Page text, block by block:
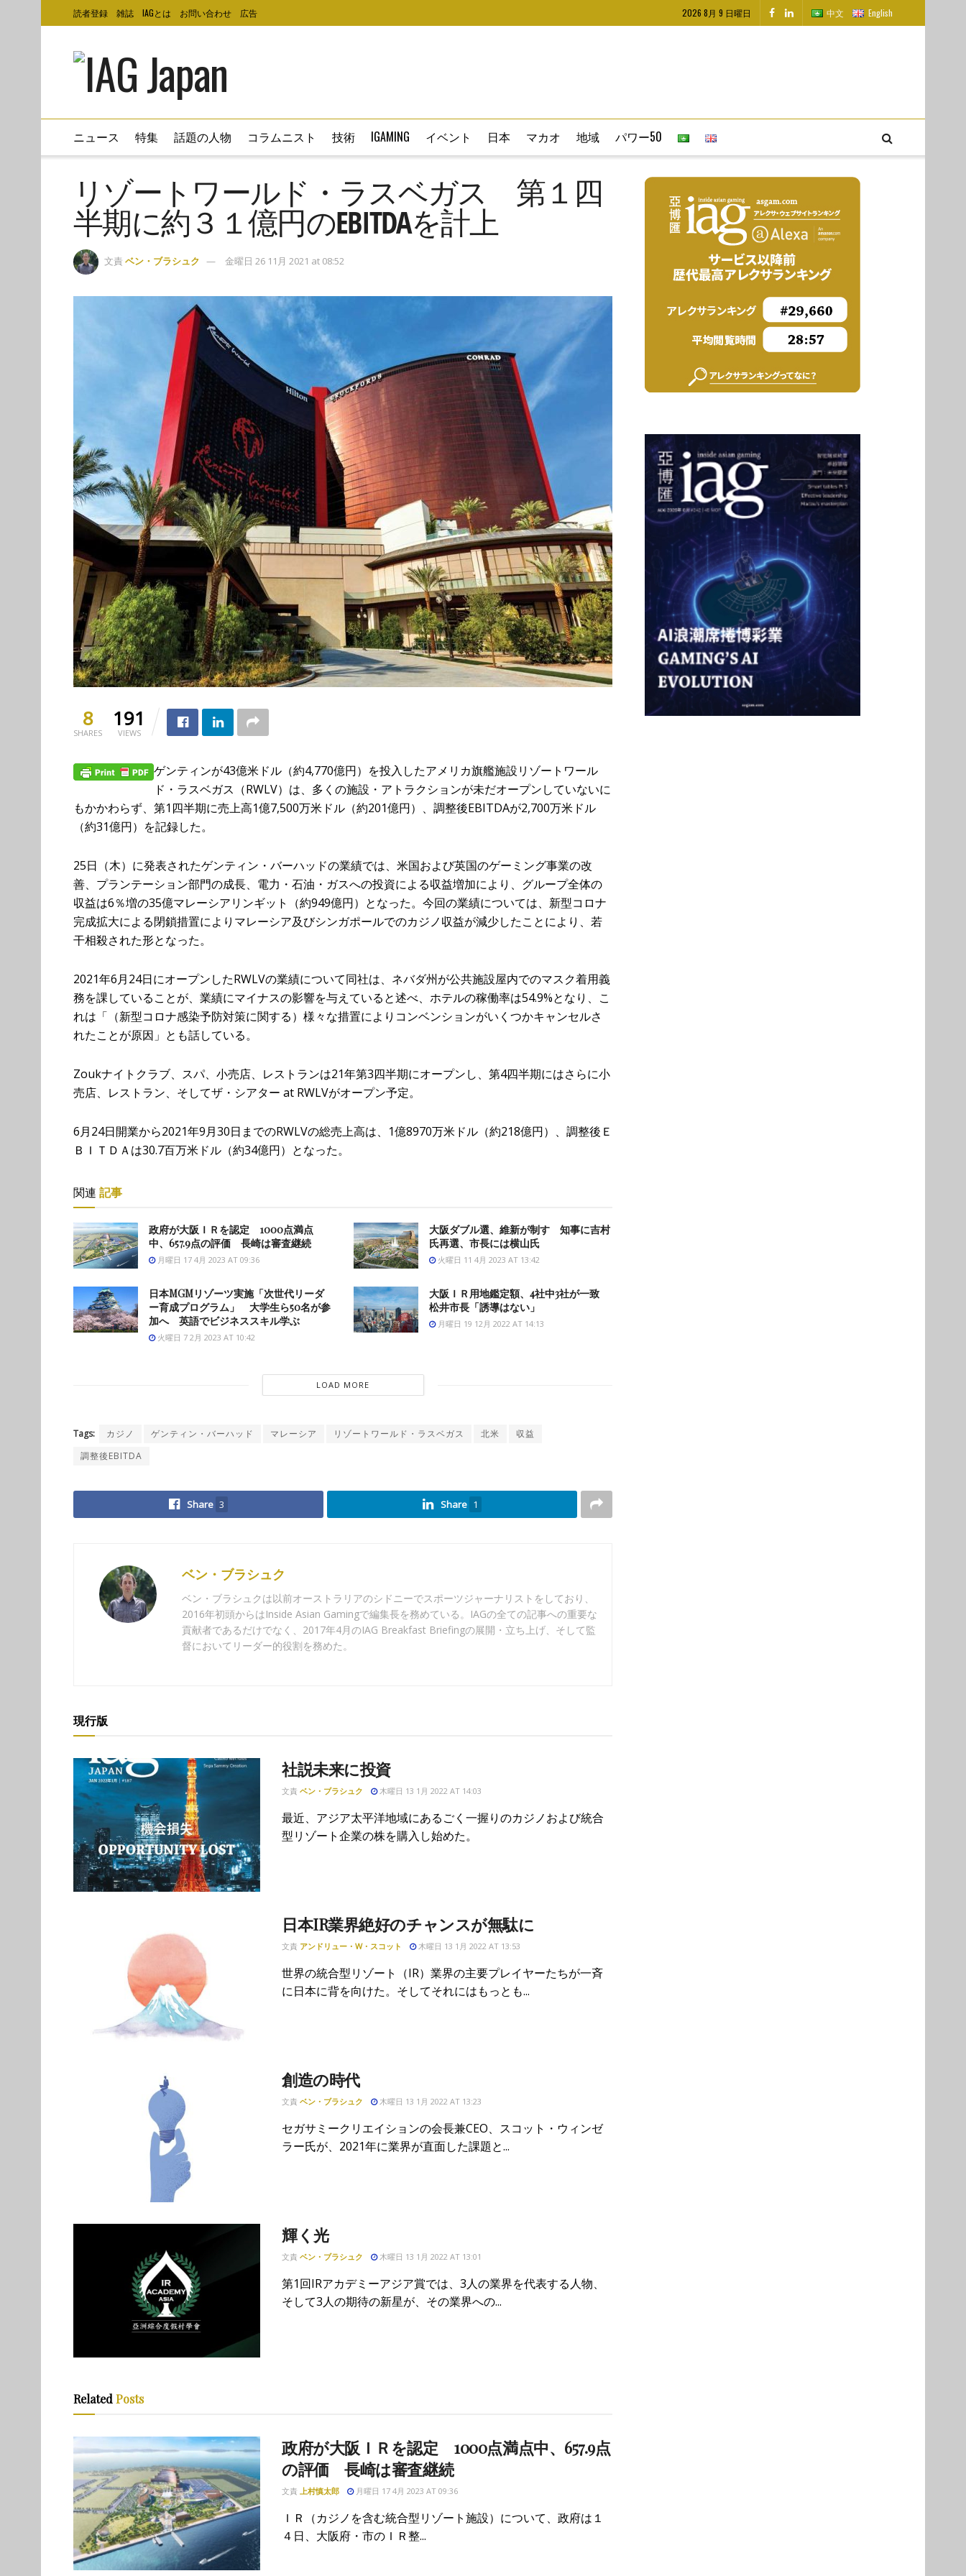
読者登録 雑誌 IAGとは お問い合わせ 広告 2026 8月 9 日曜日 中文 English
ニュース 特集 話題の人物 コラムニスト 技術 IGAMING イベント 日本 マカオ 地域 パワー50
リゾートワールド・ラスベガス 第１四
半期に約３１億円のEBITDAを計上
文責 ベン・ブラシュク 金曜日 26 11月 2021 at 08:52
8
SHARES
191
VIEWS
ゲンティンが43億米ドル（約4,770億円）を投入したアメリカ旗艦施設リゾートワール
ド・ラスベガス（RWLV）は、多くの施設・アトラクションが未だオープンしていないに
もかかわらず、第1四半期に売上高1億7,500万米ドル（約201億円）、調整後EBITDAが2,700万米ドル
（約31億円）を記録した。
25日（木）に発表されたゲンティン・バーハッドの業績では、米国および英国のゲーミング事業の改
善、プランテーション部門の成長、電力・石油・ガスへの投資による収益増加により、グループ全体の
収益は6％増の35億マレーシアリンギット（約949億円）となった。今回の業績については、新型コロナ
完成拡大による閉鎖措置によりマレーシア及びシンガポールでのカジノ収益が減少したことにより、若
干相殺された形となった。
2021年6月24日にオープンしたRWLVの業績について同社は、ネバダ州が公共施設屋内でのマスク着用義
務を課していることが、業績にマイナスの影響を与えていると述べ、ホテルの稼働率は54.9%となり、こ
れは「（新型コロナ感染予防対策に関する）様々な措置によりコンベンションがいくつかキャンセルさ
れたことが原因」とも話している。
Zoukナイトクラブ、スパ、小売店、レストランは21年第3四半期にオープンし、第4四半期にはさらに小
売店、レストラン、そしてザ・シアター at RWLVがオープン予定。
6月24日開業から2021年9月30日までのRWLVの総売上高は、1億8970万米ドル（約218億円）、調整後Ｅ
ＢＩＴＤＡは30.7百万米ドル（約34億円）となった。
関連 記事
政府が大阪ＩＲを認定 1000点満点
中、657.9点の評価 長崎は審査継続
月曜日 17 4月 2023 AT 09:36
大阪ダブル選、維新が制す 知事に吉村
氏再選、市長には横山氏
火曜日 11 4月 2023 AT 13:42
日本MGMリゾーツ実施「次世代リーダ
ー育成プログラム」 大学生ら50名が参
加へ 英語でビジネススキル学ぶ
火曜日 7 2月 2023 AT 10:42
大阪ＩＲ用地鑑定額、4社中3社が一致
松井市長「誘導はない」
月曜日 19 12月 2022 AT 14:13
LOAD MORE
Tags: カジノ ゲンティン・バーハッド マレーシア リゾートワールド・ラスベガス 北米
収益
調整後EBITDA
Share 3 Share 1
ベン・ブラシュク
ベン・ブラシュクは以前オーストラリアのシドニーでスポーツジャーナリストをしており、
2016年初頭からはInside Asian Gamingで編集長を務めている。IAGの全ての記事への重要な
貢献者であるだけでなく、2017年4月のIAG Breakfast Briefingの展開・立ち上げ、そして監
督においてリーダー的役割を務めた。
現行版
社説未来に投資
文責 ベン・ブラシュク 木曜日 13 1月 2022 AT 14:03
最近、アジア太平洋地域にあるごく一握りのカジノおよび統合
型リゾート企業の株を購入し始めた。
日本IR業界絶好のチャンスが無駄に
文責 アンドリュー・W・スコット 木曜日 13 1月 2022 AT 13:53
世界の統合型リゾート（IR）業界の主要プレイヤーたちが一斉
に日本に背を向けた。そしてそれにはもっとも...
創造の時代
文責 ベン・ブラシュク 木曜日 13 1月 2022 AT 13:23
セガサミークリエイションの会長兼CEO、スコット・ウィンゼ
ラー氏が、2021年に業界が直面した課題と...
輝く光
文責 ベン・ブラシュク 木曜日 13 1月 2022 AT 13:01
第1回IRアカデミーアジア賞では、3人の業界を代表する人物、
そして3人の期待の新星が、その業界への...
Related Posts
政府が大阪ＩＲを認定 1000点満点中、657.9点
の評価 長崎は審査継続
文責 上村慎太郎 月曜日 17 4月 2023 AT 09:36
ＩＲ（カジノを含む統合型リゾート施設）について、政府は１
４日、大阪府・市のＩＲ整...